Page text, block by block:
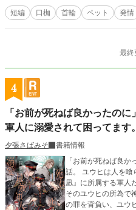
短編 口枷 首輪 ペット 発情
最終
4
「お前が死ねば良かったの
軍人に溺愛されて困ってます。
夕張さばみそ
書籍情報
「お前が死ねば良
話。 ユウヒは人を喰
凪』に所属する軍人
そのユウヒの所為で
の罪を背負い、ユウ